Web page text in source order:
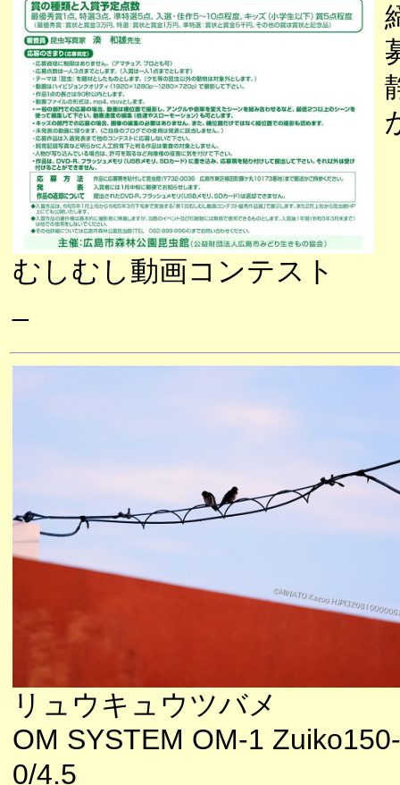
むしむし動画コンテスト
リュウキュウツバメ
OM SYSTEM OM-1
0/4.5